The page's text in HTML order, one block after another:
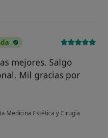
mejores. Salgo
Mil gracias por
Medicina Estética y Cirugía